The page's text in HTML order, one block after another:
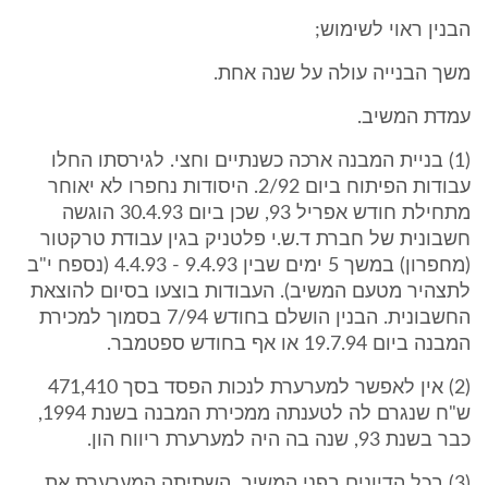
הבנין ראוי לשימוש;
משך הבנייה עולה על שנה אחת.
עמדת המשיב.
(1) בניית המבנה ארכה כשנתיים וחצי. לגירסתו החלו
עבודות הפיתוח ביום 2/92. היסודות נחפרו לא יאוחר
מתחילת חודש אפריל 93, שכן ביום 30.4.93 הוגשה
חשבונית של חברת ד.ש.י פלטניק בגין עבודת טרקטור
(מחפרון) במשך 5 ימים שבין 9.4.93 - 4.4.93 (נספח י"ב
לתצהיר מטעם המשיב). העבודות בוצעו בסיום להוצאת
החשבונית. הבנין הושלם בחודש 7/94 בסמוך למכירת
המבנה ביום 19.7.94 או אף בחודש ספטמבר.
(2) אין לאפשר למערערת לנכות הפסד בסך 471,410
ש"ח שנגרם לה לטענתה ממכירת המבנה בשנת 1994,
כבר בשנת 93, שנה בה היה למערערת ריווח הון.